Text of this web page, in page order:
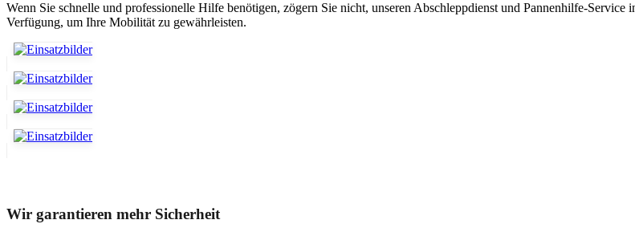
Wenn Sie schnelle und professionelle Hilfe benötigen, zögern Sie nicht, unseren Abschleppdienst und Pannenhilfe-
Verfügung, um Ihre Mobilität zu gewährleisten.
Wir garantieren mehr Sicherheit